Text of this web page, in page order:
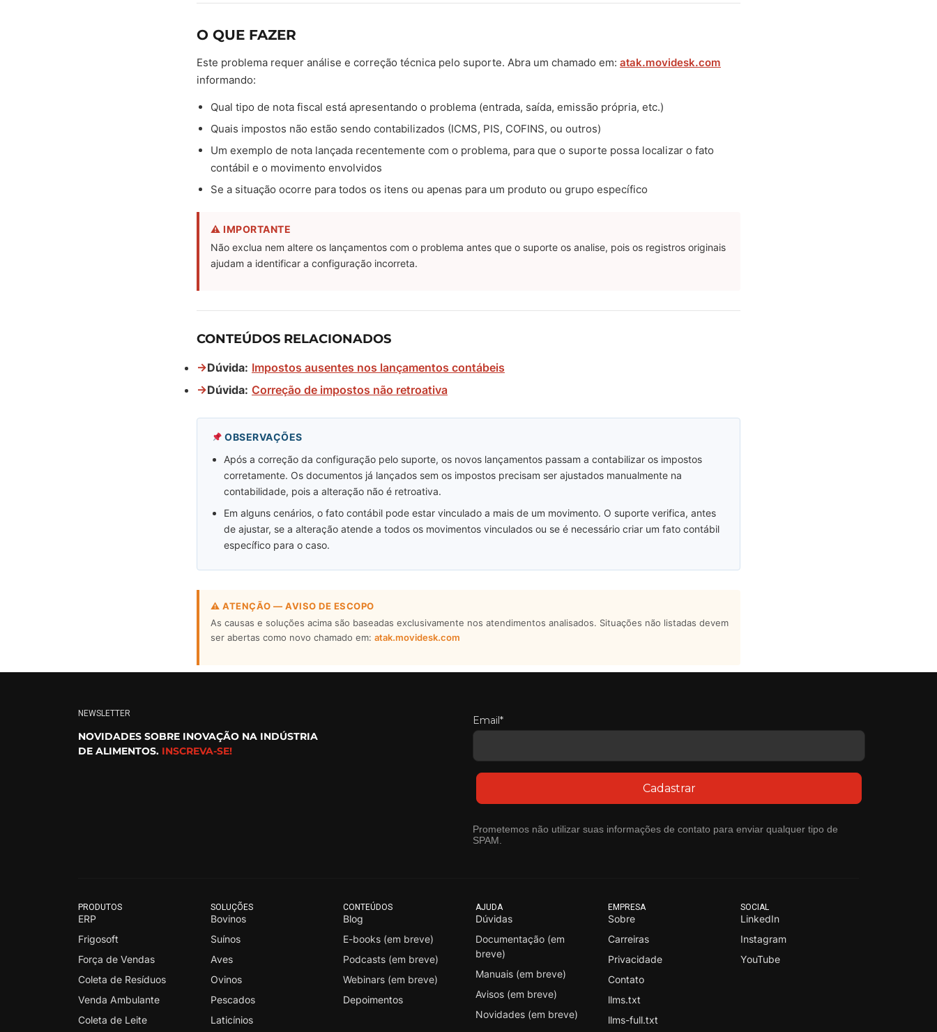
O QUE FAZER
Este problema requer análise e correção técnica pelo suporte. Abra um chamado em: atak.movidesk.com
informando:
Qual tipo de nota fiscal está apresentando o problema (entrada, saída, emissão própria, etc.)
Quais impostos não estão sendo contabilizados (ICMS, PIS, COFINS, ou outros)
Um exemplo de nota lançada recentemente com o problema, para que o suporte possa localizar o fato
contábil e o movimento envolvidos
Se a situação ocorre para todos os itens ou apenas para um produto ou grupo específico
⚠ IMPORTANTE
Não exclua nem altere os lançamentos com o problema antes que o suporte os analise, pois os registros originais
ajudam a identificar a configuração incorreta.
CONTEÚDOS RELACIONADOS
→Dúvida: Impostos ausentes nos lançamentos contábeis
→Dúvida: Correção de impostos não retroativa
OBSERVAÇÕES
Após a correção da configuração pelo suporte, os novos lançamentos passam a contabilizar os impostos
corretamente. Os documentos já lançados sem os impostos precisam ser ajustados manualmente na
contabilidade, pois a alteração não é retroativa.
Em alguns cenários, o fato contábil pode estar vinculado a mais de um movimento. O suporte verifica, antes
de ajustar, se a alteração atende a todos os movimentos vinculados ou se é necessário criar um fato contábil
específico para o caso.
⚠ ATENÇÃO — AVISO DE ESCOPO
As causas e soluções acima são baseadas exclusivamente nos atendimentos analisados. Situações não listadas devem
ser abertas como novo chamado em: atak.movidesk.com
NEWSLETTER
NOVIDADES SOBRE INOVAÇÃO NA INDÚSTRIA
DE ALIMENTOS. INSCREVA-SE!
Email*
Cadastrar
Prometemos não utilizar suas informações de contato para enviar qualquer tipo de
SPAM.
PRODUTOS
ERP
Frigosoft
Força de Vendas
Coleta de Resíduos
Venda Ambulante
Coleta de Leite
SOLUÇÕES
Bovinos
Suínos
Aves
Ovinos
Pescados
Laticínios
CONTEÚDOS
Blog
E-books (em breve)
Podcasts (em breve)
Webinars (em breve)
Depoimentos
AJUDA
Dúvidas
Documentação (em
breve)
Manuais (em breve)
Avisos (em breve)
Novidades (em breve)
EMPRESA
Sobre
Carreiras
Privacidade
Contato
llms.txt
llms-full.txt
SOCIAL
LinkedIn
Instagram
YouTube